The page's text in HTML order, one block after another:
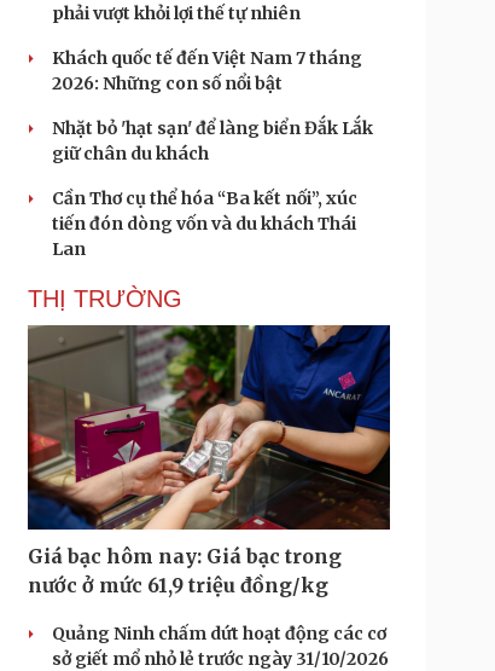
phải vượt khỏi lợi thế tự nhiên
Khách quốc tế đến Việt Nam 7 tháng
2026: Những con số nổi bật
Nhặt bỏ 'hạt sạn' để làng biển Đắk Lắk
giữ chân du khách
Cần Thơ cụ thể hóa “Ba kết nối”, xúc
tiến đón dòng vốn và du khách Thái
Lan
THỊ TRƯỜNG
Giá bạc hôm nay: Giá bạc trong
nước ở mức 61,9 triệu đồng/kg
Quảng Ninh chấm dứt hoạt động các cơ
sở giết mổ nhỏ lẻ trước ngày 31/10/2026